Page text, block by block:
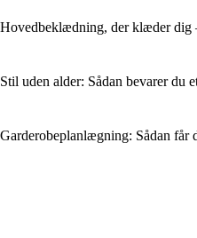
Hovedbeklædning, der klæder dig
Stil uden alder: Sådan bevarer du
Garderobeplanlægning: Sådan får